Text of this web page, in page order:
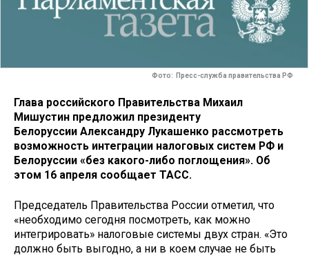
Фото: Пресс-служба правительства РФ
Глава российского Правительства Михаил
Мишустин предложил президенту
Белоруссии Александру Лукашенко рассмотреть
возможность интеграции налоговых систем РФ и
Белоруссии «без какого-либо поглощения». Об
этом 16 апреля сообщает ТАСС.
Председатель Правительства России отметил, что
«необходимо сегодня посмотреть, как можно
интегрировать» налоговые системы двух стран. «Это
должно быть выгодно, а ни в коем случае не быть